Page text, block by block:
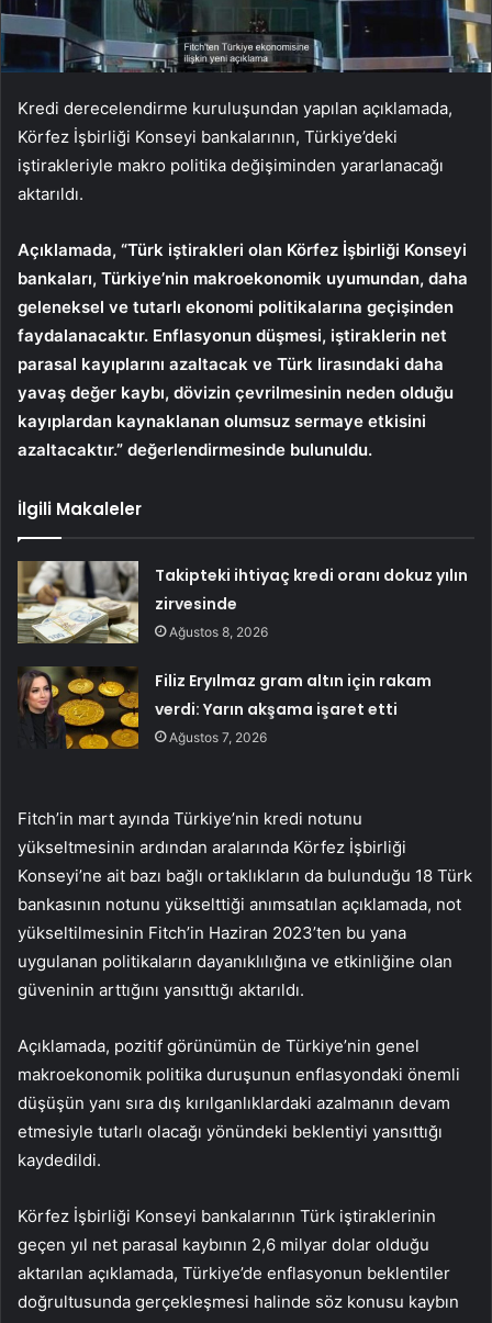
Kredi derecelendirme kuruluşundan yapılan açıklamada,
Körfez İşbirliği Konseyi bankalarının, Türkiye’deki
iştirakleriyle makro politika değişiminden yararlanacağı
aktarıldı.
Açıklamada, “Türk iştirakleri olan Körfez İşbirliği Konseyi
bankaları, Türkiye’nin makroekonomik uyumundan, daha
geleneksel ve tutarlı ekonomi politikalarına geçişinden
faydalanacaktır. Enflasyonun düşmesi, iştiraklerin net
parasal kayıplarını azaltacak ve Türk lirasındaki daha
yavaş değer kaybı, dövizin çevrilmesinin neden olduğu
kayıplardan kaynaklanan olumsuz sermaye etkisini
azaltacaktır.” değerlendirmesinde bulunuldu.
İlgili Makaleler
Takipteki ihtiyaç kredi oranı dokuz yılın
zirvesinde
Ağustos 8, 2026
Filiz Eryılmaz gram altın için rakam
verdi: Yarın akşama işaret etti
Ağustos 7, 2026
Fitch’in mart ayında Türkiye’nin kredi notunu
yükseltmesinin ardından aralarında Körfez İşbirliği
Konseyi’ne ait bazı bağlı ortaklıkların da bulunduğu 18 Türk
bankasının notunu yükselttiği anımsatılan açıklamada, not
yükseltilmesinin Fitch’in Haziran 2023’ten bu yana
uygulanan politikaların dayanıklılığına ve etkinliğine olan
güveninin arttığını yansıttığı aktarıldı.
Açıklamada, pozitif görünümün de Türkiye’nin genel
makroekonomik politika duruşunun enflasyondaki önemli
düşüşün yanı sıra dış kırılganlıklardaki azalmanın devam
etmesiyle tutarlı olacağı yönündeki beklentiyi yansıttığı
kaydedildi.
Körfez İşbirliği Konseyi bankalarının Türk iştiraklerinin
geçen yıl net parasal kaybının 2,6 milyar dolar olduğu
aktarılan açıklamada, Türkiye’de enflasyonun beklentiler
doğrultusunda gerçekleşmesi halinde söz konusu kaybın